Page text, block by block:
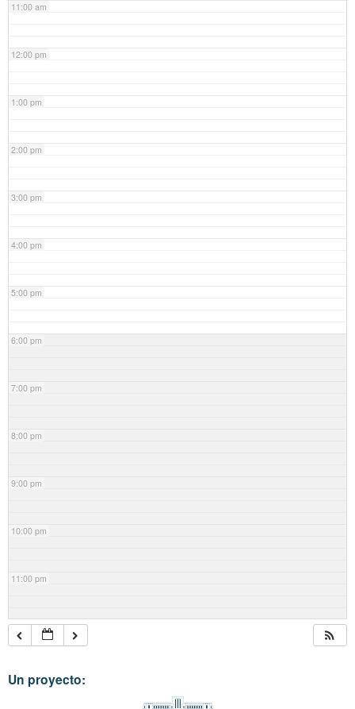
11:00 am
12:00 pm
1:00 pm
2:00 pm
3:00 pm
4:00 pm
5:00 pm
6:00 pm
7:00 pm
8:00 pm
9:00 pm
10:00 pm
11:00 pm
Un proyecto: